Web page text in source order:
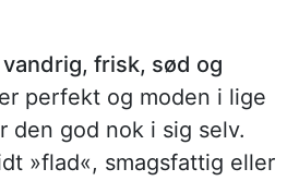
frisk, sød og
perfekt og moden i lige
den god nok i sig selv.
»flad«, smagsfattig eller